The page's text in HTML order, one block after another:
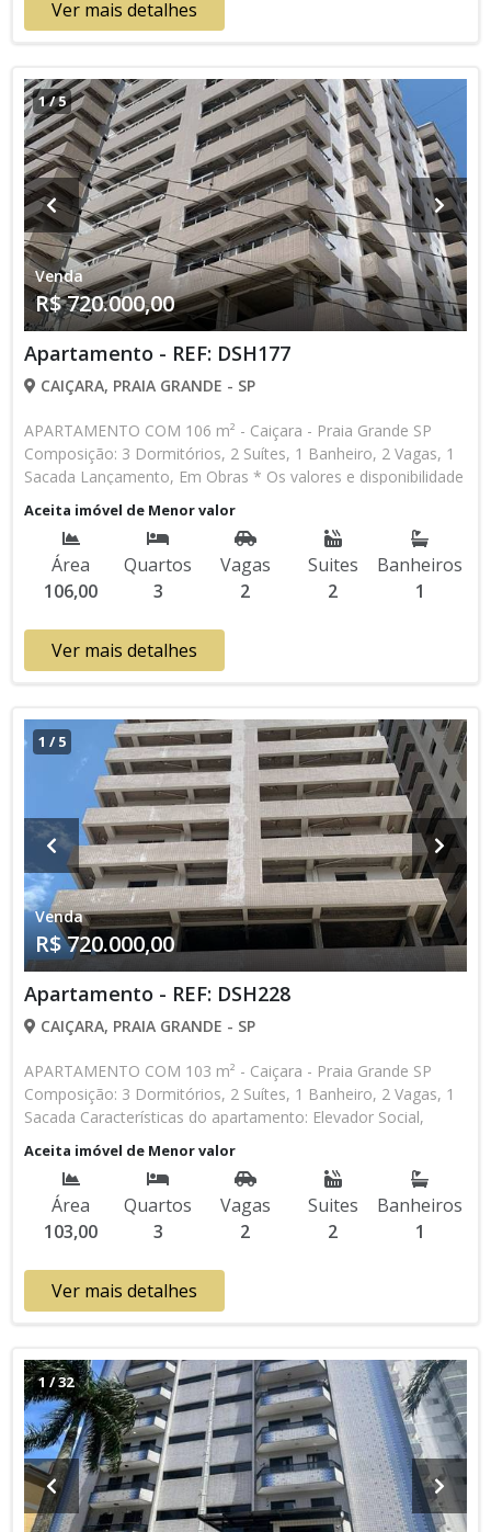
Ver mais detalhes
1/5
Venda
R$ 720.000,00
Apartamento - REF: DSH177
CAIÇARA, PRAIA GRANDE - SP
APARTAMENTO COM 106 m² - Caiçara - Praia Grande SP
Composição: 3 Dormitórios, 2 Suítes, 1 Banheiro, 2 Vagas, 1
Sacada Lançamento, Em Obras * Os valores e disponibilidade
podem ser alterados sem prévio aviso. Favor verificar
entrando em contato com nossa equipe
Aceita imóvel de Menor valor
Área
106,00
Quartos
3
Vagas
2
Suites
2
Banheiros
1
Ver mais detalhes
1 /5
Venda
R$ 720.000,00
Apartamento - REF: DSH228
CAIÇARA, PRAIA GRANDE - SP
APARTAMENTO COM 103 m² - Caiçara - Praia Grande SP
Composição: 3 Dormitórios, 2 Suítes, 1 Banheiro, 2 Vagas, 1
Sacada Características do apartamento: Elevador Social,
Elevador de Serviço, Acessibilidade, Portão Automático,
Piscina, Sauna, Salão de Jogos, Salão de Festas, Espaço Kids,
Espaço Gourmet, Academia, Churrasqueira Lançamento, Em
Obras * Os valores e disponibilidade podem ser alterados
sem prévio aviso. Favor verificar entrando em contato com
Aceita imóvel de Menor valor
Área
103,00
Quartos
3
Vagas
2
Suites
2
Banheiros
1
Ver mais detalhes
1 /32